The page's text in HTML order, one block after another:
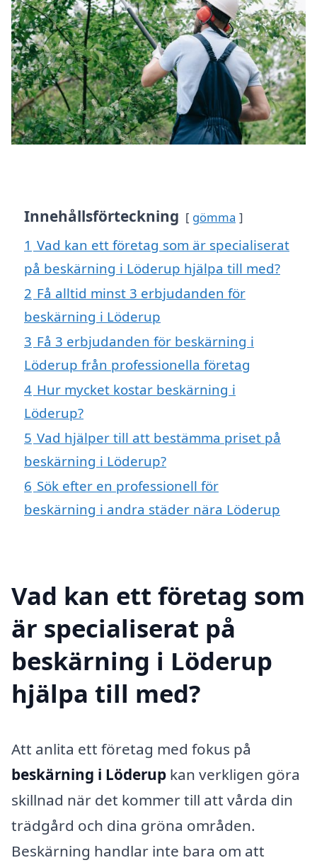
Innehållsförteckning gömma
1 Vad kan ett företag som är specialiserat
på beskärning i Löderup hjälpa till med?
2 Få alltid minst 3 erbjudanden för
beskärning i Löderup
3 Få 3 erbjudanden för beskärning i
Löderup från professionella företag
4 Hur mycket kostar beskärning i
Löderup?
5 Vad hjälper till att bestämma priset på
beskärning i Löderup?
6 Sök efter en professionell för
beskärning i andra städer nära Löderup
Vad kan ett företag som
är specialiserat på
beskärning i Löderup
hjälpa till med?
Att anlita ett företag med fokus på
beskärning i Löderup kan verkligen göra
skillnad när det kommer till att vårda din
trädgård och dina gröna områden.
Beskärning handlar inte bara om att